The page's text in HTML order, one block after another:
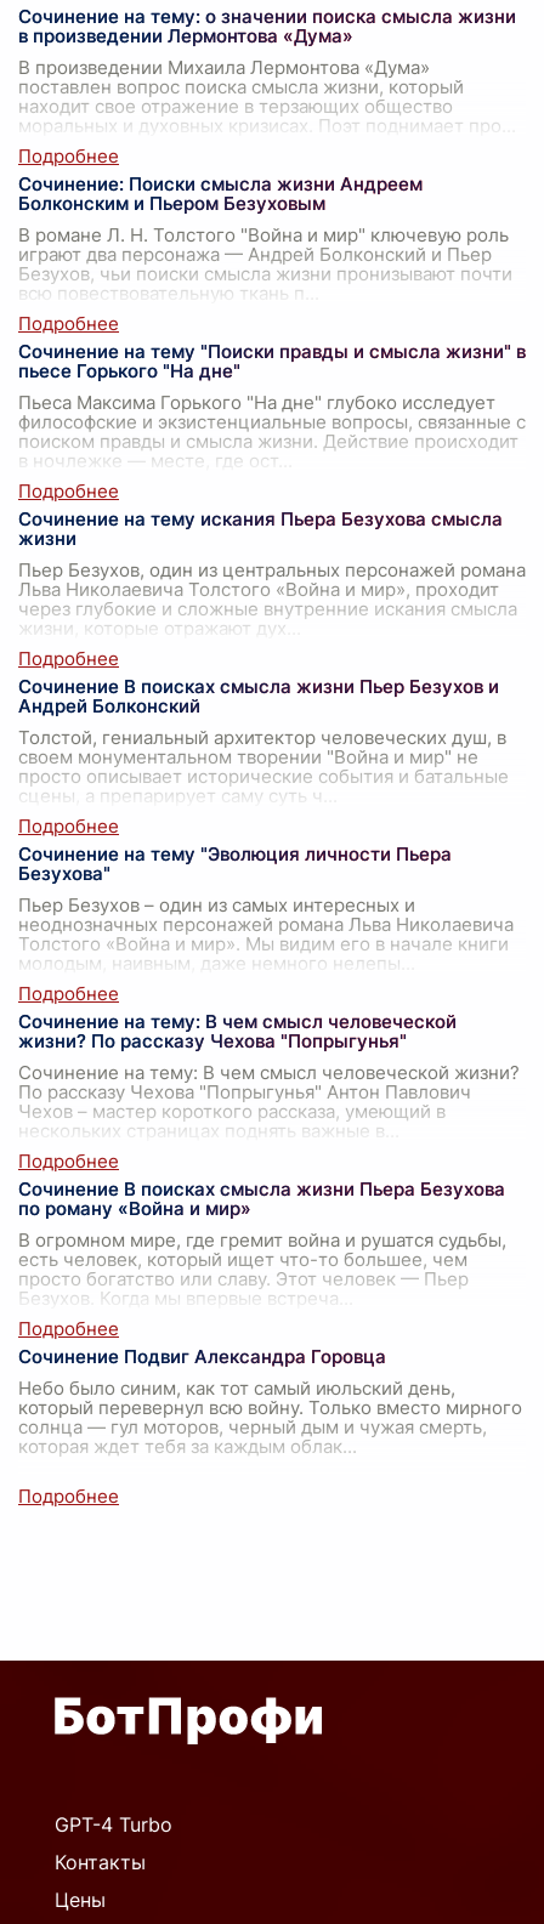
Сочинение на тему: о значении поиска смысла жизни
в произведении Лермонтова «Дума»
В произведении Михаила Лермонтова «Дума»
поставлен вопрос поиска смысла жизни, который
находит свое отражение в терзающих общество
моральных и духовных кризисах. Поэт поднимает про
Сочинение: Поиски смысла жизни Андреем
Болконским и Пьером Безуховым
В романе Л. Н. Толстого "Война и мир" ключевую роль
играют два персонажа — Андрей Болконский и Пьер
Безухов, чьи поиски смысла жизни пронизывают почти
всю повествовательную ткань п
Сочинение на тему "Поиски правды и смысла жизни" в
пьесе Горького "На дне"
Пьеса Максима Горького "На дне" глубоко исследует
философские и экзистенциальные вопросы, связанные с
поиском правды и смысла жизни. Действие происходит
в ночлежке — месте, где ост
Сочинение на тему искания Пьера Безухова смысла
жизни
Пьер Безухов, один из центральных персонажей романа
Льва Николаевича Толстого «Война и мир», проходит
через глубокие и сложные внутренние искания смысла
жизни, которые отражают дух
Сочинение В поисках смысла жизни Пьер Безухов и
Андрей Болконский
Толстой, гениальный архитектор человеческих душ, в
своем монументальном творении "Война и мир" не
просто описывает исторические события и батальные
сцены, а препарирует саму суть ч
Сочинение на тему "Эволюция личности Пьера
Безухова"
Пьер Безухов – один из самых интересных и
неоднозначных персонажей романа Льва Николаевича
Толстого «Война и мир». Мы видим его в начале книги
молодым, наивным, даже немного нелепы
Сочинение на тему: В чем смысл человеческой
жизни? По рассказу Чехова "Попрыгунья"
Сочинение на тему: В чем смысл человеческой жизни?
По рассказу Чехова "Попрыгунья" Антон Павлович
Чехов – мастер короткого рассказа, умеющий в
нескольких страницах поднять важные в
Сочинение В поисках смысла жизни Пьера Безухова
по роману «Война и мир»
В огромном мире, где гремит война и рушатся судьбы,
есть человек, который ищет что-то большее, чем
просто богатство или славу. Этот человек — Пьер
Безухов. Когда мы впервые встреча
Сочинение Подвиг Александра Горовца
Небо было синим, как тот самый июльский день,
который перевернул всю войну. Только вместо мирного
солнца — гул моторов, черный дым и чужая смерть,
которая ждет тебя за каждым облак...
GPT-4 Turbo
Контакты
Цены